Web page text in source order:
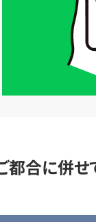
都合に併せ